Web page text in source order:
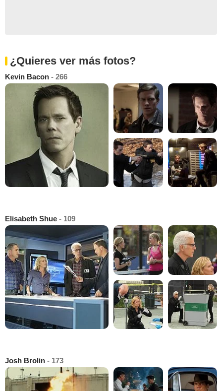
¿Quieres ver más fotos?
Kevin Bacon - 266
Elisabeth Shue - 109
Josh Brolin - 173